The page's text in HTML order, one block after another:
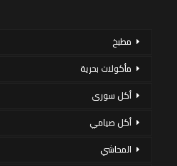
مطبخ
مأكولات بحرية
أكل سورى
أكل صيامي
المحاشي